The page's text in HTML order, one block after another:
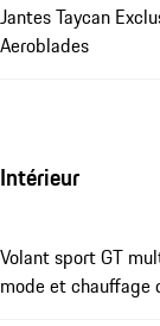
Jantes Taycan
Aeroblades
Intérieur
Volant sport GT
mode et chauffage